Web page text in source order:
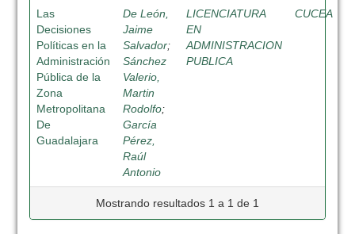
Las
Decisiones
Políticas en la
Administración
Pública de la
Zona
Metropolitana
De
Guadalajara
De León,
Jaime
Salvador;
Sánchez
Valerio,
Martin
Rodolfo;
García
Pérez,
Raúl
Antonio
LICENCIATURA
EN
ADMINISTRACION
PUBLICA
CUCEA
Mostrando resultados 1 a 1 de 1